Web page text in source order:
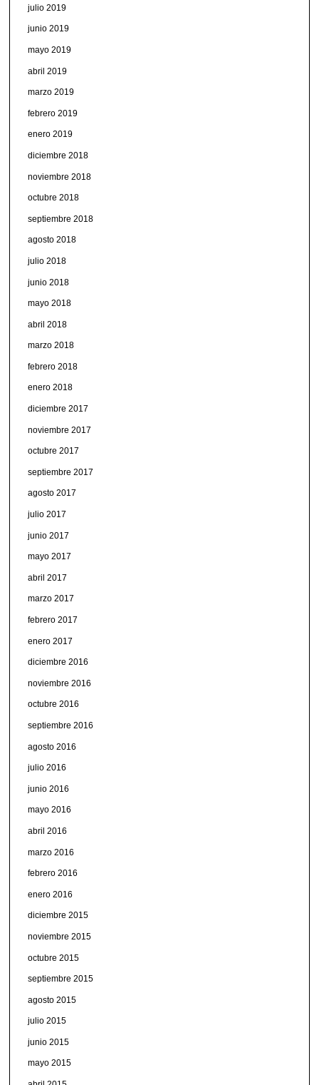
julio 2019
junio 2019
mayo 2019
abril 2019
marzo 2019
febrero 2019
enero 2019
diciembre 2018
noviembre 2018
octubre 2018
septiembre 2018
agosto 2018
julio 2018
junio 2018
mayo 2018
abril 2018
marzo 2018
febrero 2018
enero 2018
diciembre 2017
noviembre 2017
octubre 2017
septiembre 2017
agosto 2017
julio 2017
junio 2017
mayo 2017
abril 2017
marzo 2017
febrero 2017
enero 2017
diciembre 2016
noviembre 2016
octubre 2016
septiembre 2016
agosto 2016
julio 2016
junio 2016
mayo 2016
abril 2016
marzo 2016
febrero 2016
enero 2016
diciembre 2015
noviembre 2015
octubre 2015
septiembre 2015
agosto 2015
julio 2015
junio 2015
mayo 2015